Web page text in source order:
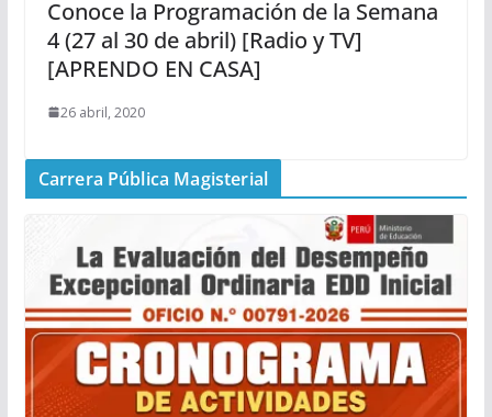
Conoce la Programación de la Semana
4 (27 al 30 de abril) [Radio y TV]
[APRENDO EN CASA]
26 abril, 2020
Carrera Pública Magisterial